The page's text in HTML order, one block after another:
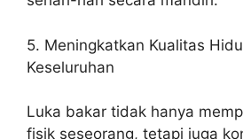
5. Meningkatkan Kualitas
Keseluruhan
Luka bakar tidak hanya
fisik seseorang, tetapi juga